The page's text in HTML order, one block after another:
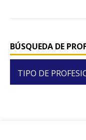
k
BÚSQUEDA DE
TIPO DE